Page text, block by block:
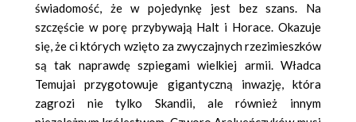
świadomość, że w pojedynkę jest bez szans. Na
szczęście w porę przybywają Halt i Horace. Okazuje
się, że ci których wzięto za zwyczajnych rzezimieszków
są tak naprawdę szpiegami wielkiej armii. Władca
Temujai przygotowuje gigantyczną inwazję, która
zagrozi nie tylko Skandii, ale również innym